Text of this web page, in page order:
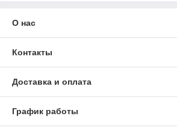
О нас
Контакты
Доставка и оплата
График работы